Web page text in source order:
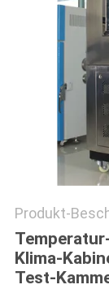
Produkt-
Klima-
Test-